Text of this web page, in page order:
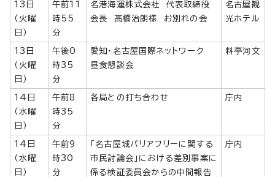
13日
（火曜
日）
午前11
時55
分
名港海運株式会社 代表取締役
会長 髙橋治朗様 お別れの会
名古屋観
光ホテル
13日
（火曜
日）
午後0
時35
分
愛知・名古屋国際ネットワーク
昼食懇談会
料亭河文
14日
（水曜
日）
午前8
時35
分
各局との打ち合わせ 庁内
14日
（水曜
日）
午前9
時30
分
「名古屋城バリアフリーに関する
市民討論会」における差別事案に
係る検証委員会からの中間報告
庁内